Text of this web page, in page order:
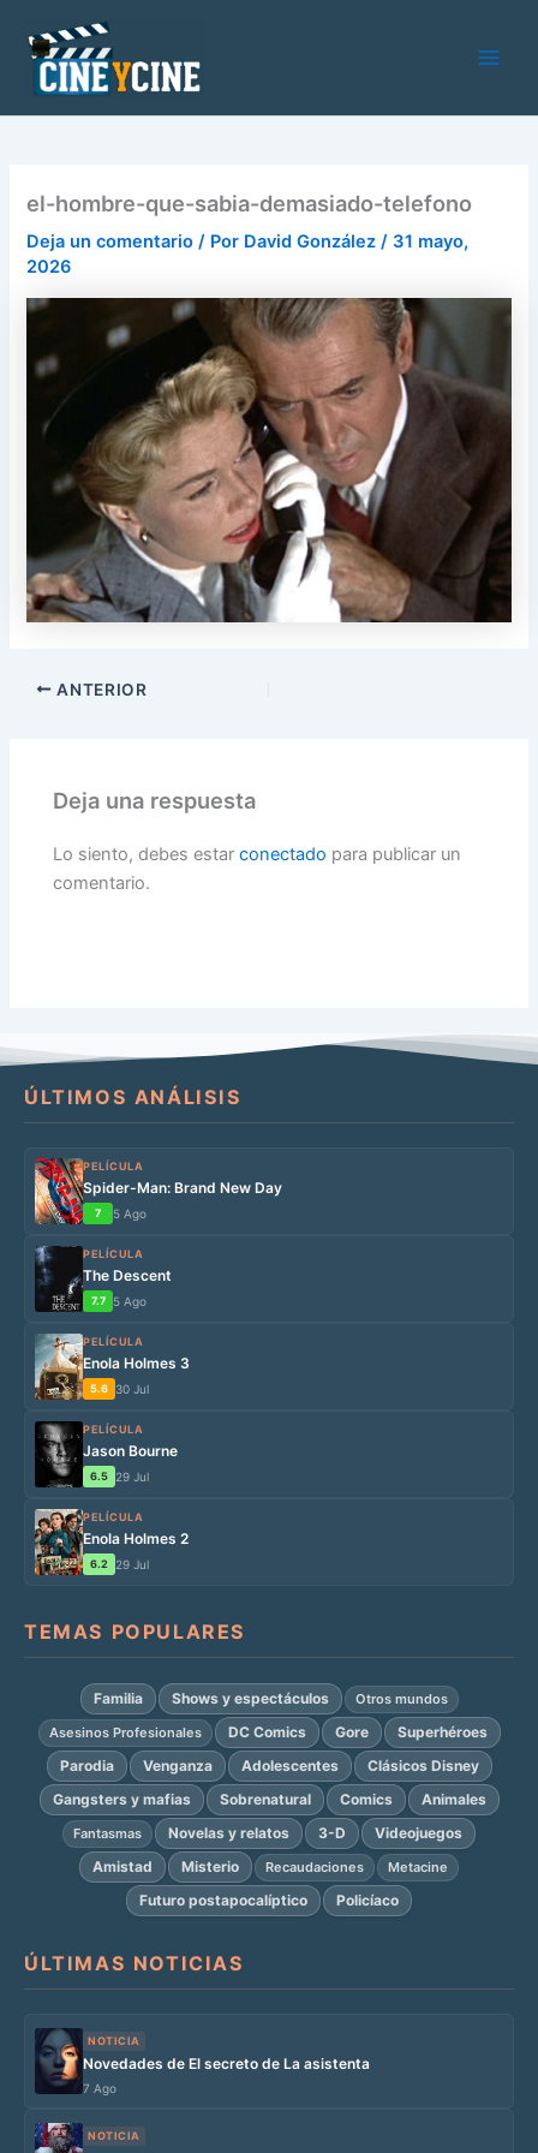
contenido
el-hombre-que-sabia-demasiado-telefono
Deja un comentario / Por David González/ 31 mayo,
2026
ANTERIOR
Deja una respuesta
Lo siento, debes estarconectado para publicar un
comentario.
ÚLTIMOS ANÁLISIS
PELÍCULA
Spider-Man: Brand New Day
7 5 Ago
PELÍCULA
The Descent
7.7 5 Ago
PELÍCULA
Enola Holmes 3
5.6 30 Jul
PELÍCULA
Jason Bourne
6.5 29 Jul
PELÍCULA
Enola Holmes 2
6.2 29 Jul
TEMAS POPULARES
Familia Shows y espectáculos
Otros mundos
Asesinos Profesionales
DC Comics Gore
Superhéroes
Parodia
Venganza Adolescentes
Clásicos Disney
Gangsters y mafias
Sobrenatural Comics Animales
Fantasmas Novelas y relatos 3-D
Videojuegos
Amistad
Misterio Recaudaciones Metacine
Futuro postapocalíptico Policíaco
ÚLTIMAS NOTICIAS
NOTICIA
Novedades de El secreto de La asistenta
7 Ago
NOTICIA